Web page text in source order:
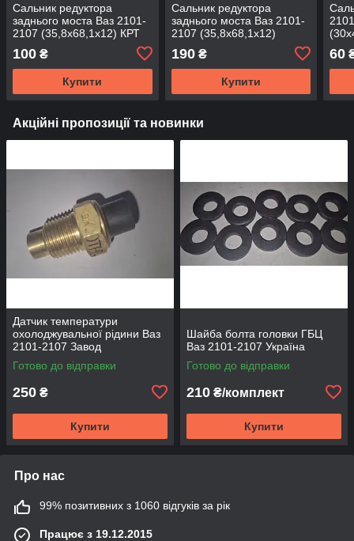
Сальник редуктора
заднього моста Ваз 2101-
2107 (35,8х68,1х12) КРТ
100 ₴
Купити
Сальник редуктора
заднього моста Ваз 2101-
2107 (35,8х68,1х12)
190₴
Купити
60
Акційні пропозиції та новинки
Датчик температури
охолоджувальної рідини Ваз
2101-2107 Завод
Готово до відправки
250 ₴
Купити
Шайба болта головки ГБЦ
Ваз 2101-2107 Україна
Готово до відправки
210 ₴/комплект
Купити
Про нас
99% позитивних з 1060 відгуків за рік
Працює з 19.12.2015